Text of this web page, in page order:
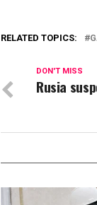
RELATED TOPICS:
DON'T MISS
Rusia